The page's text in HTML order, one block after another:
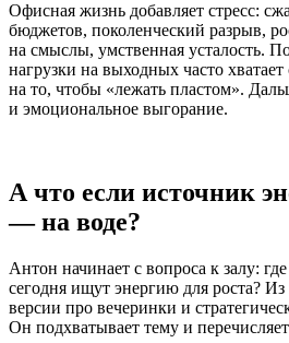
Офисная жизнь добавляет стресс:
бюджетов, поколенческий разрыв,
на смыслы, умственная усталость.
нагрузки на выходных часто хватает
на то, чтобы «лежать пластом».
и эмоциональное выгорание.
А что если источник
— на воде?
Антон начинает с вопроса к залу:
сегодня ищут энергию для роста? Из
версии про вечеринки и
Он подхватывает тему и